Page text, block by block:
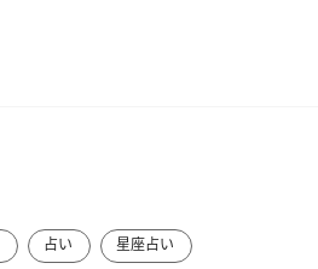
占い
星座占い